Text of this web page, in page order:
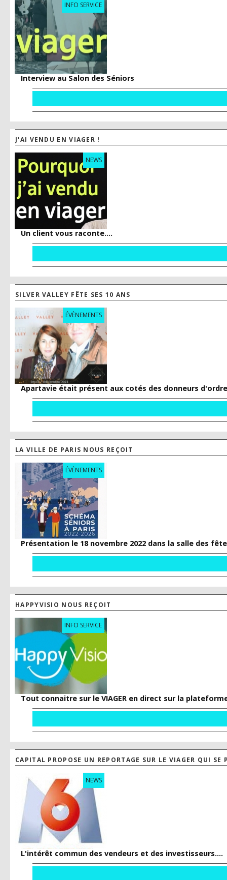
INFO SERVICE
Interview au Salon des Séniors
J'AI VENDU EN VIAGER !
NEWS
Un client vous raconte....
SILVER VALLEY FÊTE SES 10 ANS
ÉVÈNEMENTS
Apartavie était présent aux cotés des donneurs
LA VILLE DE PARIS NOUS REÇOIT
ÉVÈNEMENTS
Présentation le 18 novembre 2022 dans la salle des
HAPPYVISIO NOUS REÇOIT
INFO SERVICE
Tout connaitre sur le VIAGER en direct sur la
CAPITAL PROPOSE UN REPORTAGE SUR LE VIAGER QUI SE
NEWS
L'intérêt commun des vendeurs et des investisseurs....